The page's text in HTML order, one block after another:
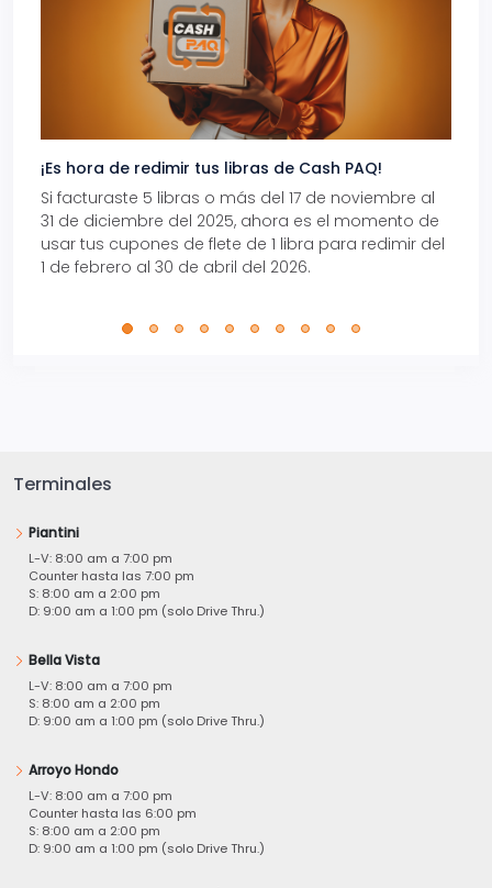
¡Es hora de redimir tus libras de Cash PAQ!
Si facturaste 5 libras o más del 17 de noviembre al
31 de diciembre del 2025, ahora es el momento de
usar tus cupones de flete de 1 libra para redimir del
1 de febrero al 30 de abril del 2026.
Terminales
Piantini
L-V: 8:00 am a 7:00 pm
Counter hasta las 7:00 pm
S: 8:00 am a 2:00 pm
D: 9:00 am a 1:00 pm (solo Drive Thru.)
Bella Vista
L-V: 8:00 am a 7:00 pm
S: 8:00 am a 2:00 pm
D: 9:00 am a 1:00 pm (solo Drive Thru.)
Arroyo Hondo
L-V: 8:00 am a 7:00 pm
Counter hasta las 6:00 pm
S: 8:00 am a 2:00 pm
D: 9:00 am a 1:00 pm (solo Drive Thru.)